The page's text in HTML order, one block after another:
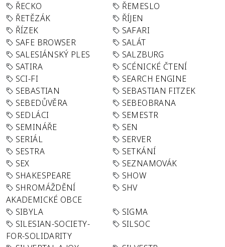
ŘECKO
ŘEMESLO
ŘETĚZÁK
ŘÍJEN
ŘÍZEK
SAFARI
SAFE BROWSER
SALÁT
SALESIÁNSKÝ PLES
SALZBURG
SATIRA
SCÉNICKÉ ČTENÍ
SCI-FI
SEARCH ENGINE
SEBASTIAN
SEBASTIAN FITZEK
SEBEDŮVĚRA
SEBEOBRANA
SEDLÁCI
SEMESTR
SEMINÁŘE
SEN
SERIÁL
SERVER
SESTRA
SETKÁNÍ
SEX
SEZNAMOVÁK
SHAKESPEARE
SHOW
SHROMÁŽDĚNÍ
AKADEMICKÉ OBCE
SHV
SIBYLA
SIGMA
SILESIAN-SOCIETY-
FOR-SOLIDARITY
SILSOC